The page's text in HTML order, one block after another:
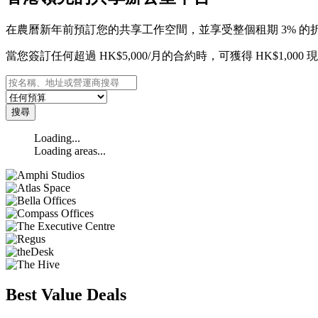
在農曆新年前預訂您的共享工作空間，並享受整個租期 3% 的
當您簽訂任何超過 HK$5,000/月的合約時，可獲得 HK$1,000 現
搜尋
Loading...
Loading areas...
Best Value Deals